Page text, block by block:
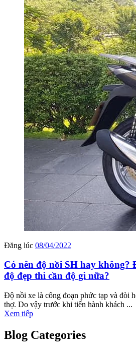
Đăng lúc 08/04/2022
Có nên độ nồi SH hay không?
độ đẹp thì cần độ gì nữa?
Độ nồi xe là công đoạn phức tạp và đòi
thợ. Do vậy trước khi tiến hành khách ...
Xem tiếp
Blog Categories